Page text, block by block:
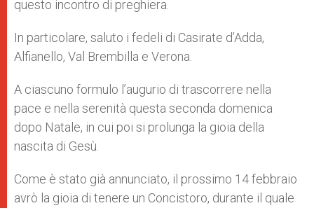
questo incontro di preghiera.
In particolare, saluto i fedeli di Casirate d’Adda,
Alfianello, Val Brembilla e Verona.
A ciascuno formulo l’augurio di trascorrere nella
pace e nella serenità questa seconda domenica
dopo Natale, in cui poi si prolunga la gioia della
nascita di Gesù.
Come è stato già annunciato, il prossimo 14 febbraio
avrò la gioia di tenere un Concistoro, durante il quale